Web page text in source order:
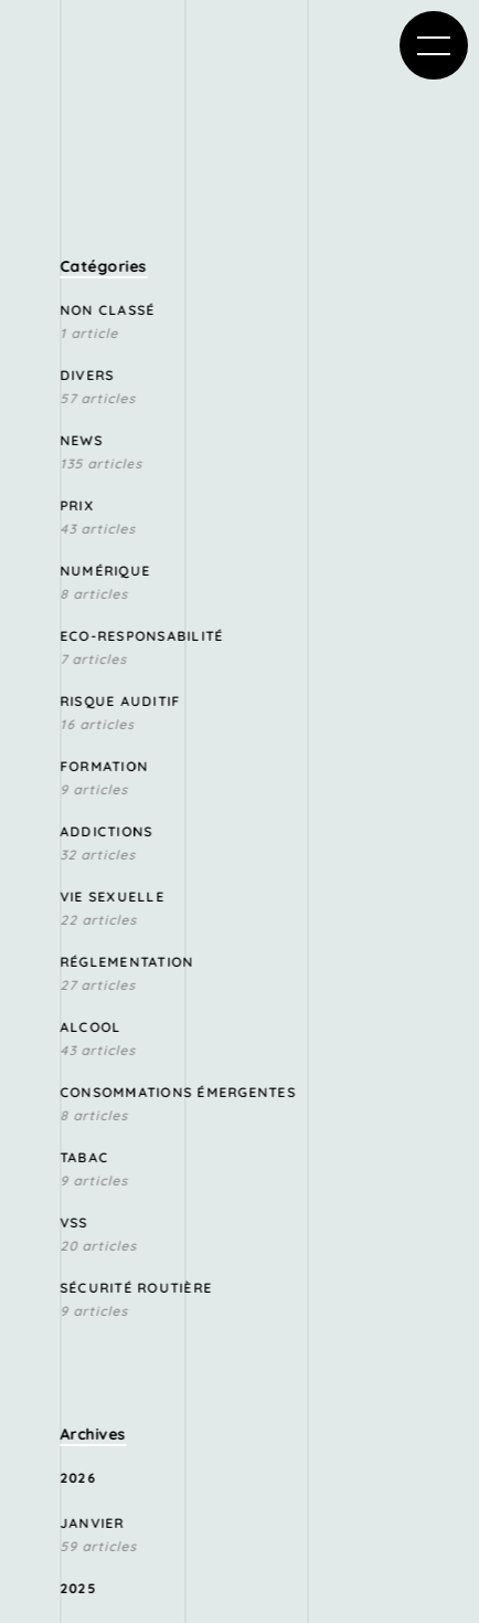
Catégories
NON CLASSÉ
1 article
DIVERS
57 articles
NEWS
135 articles
PRIX
43 articles
NUMÉRIQUE
8 articles
ECO-RESPONSABILITÉ
7 articles
RISQUE AUDITIF
16 articles
FORMATION
9 articles
ADDICTIONS
32 articles
VIE SEXUELLE
22 articles
RÉGLEMENTATION
27 articles
ALCOOL
43 articles
CONSOMMATIONS ÉMERGENTES
8 articles
TABAC
9 articles
VSS
20 articles
SÉCURITÉ ROUTIÈRE
9 articles
Archives
2026
JANVIER
59 articles
2025